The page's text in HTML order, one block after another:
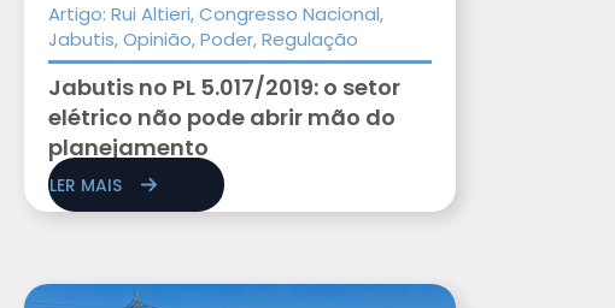
Artigo: Rui Altieri, Congresso Nacional,
Jabutis, Opinião, Poder, Regulação
Jabutis no PL 5.017/2019: o setor
elétrico não pode abrir mão do
planejamento
LER MAIS